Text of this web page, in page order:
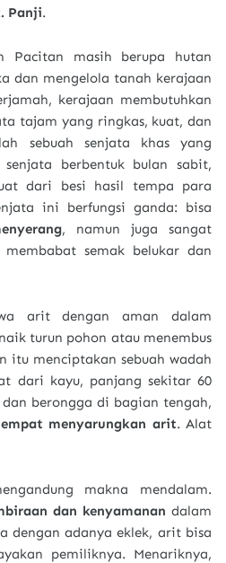
Panji.
Pacitan masih berupa hutan
dan mengelola tanah kerajaan
kerajaan membutuhkan
tajam yang ringkas, kuat, dan
sebuah senjata khas yang
berbentuk bulan sabit,
dari besi hasil tempa para
ini berfungsi ganda: bisa
, namun juga sangat
semak belukar dan
arit dengan aman dalam
turun pohon atau menembus
itu menciptakan sebuah wadah
dari kayu, panjang sekitar 60
berongga di bagian tengah,
menyarungkan arit. Alat
makna mendalam.
dan kenyamanan dalam
dengan adanya eklek, arit bisa
pemiliknya. Menariknya,